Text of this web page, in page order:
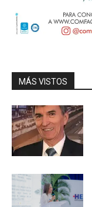
MÁS VISTOS